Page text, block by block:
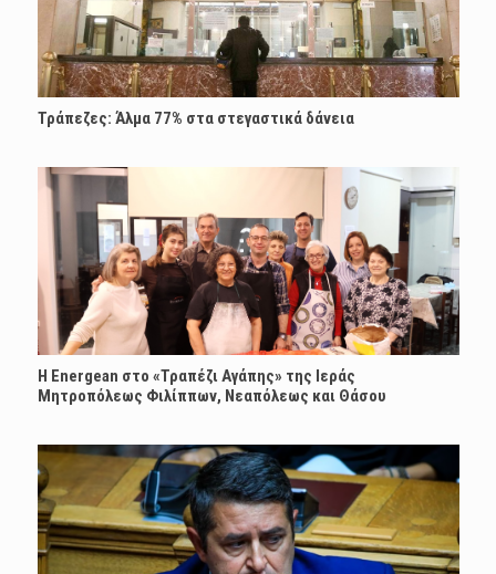
Τράπεζες: Άλμα 77% στα στεγαστικά δάνεια
H Energean στο «Τραπέζι Αγάπης» της Ιεράς
Μητροπόλεως Φιλίππων, Νεαπόλεως και Θάσου